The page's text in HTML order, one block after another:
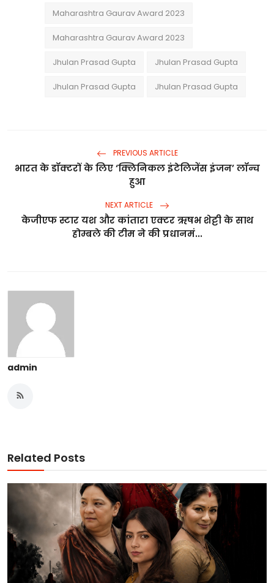
Maharashtra Gaurav Award 2023
Maharashtra Gaurav Award 2023
Jhulan Prasad Gupta Jhulan Prasad Gupta
Jhulan Prasad Gupta Jhulan Prasad Gupta
PREVIOUS ARTICLE
भारत के डॉक्टरों के लिए ‘क्लिनिकल इंटेलिजेंस इंजन’ लॉन्च
हुआ
NEXT ARTICLE
केजीएफ स्टार यश और कांतारा एक्टर ऋषभ शेट्टी के साथ
होम्बले की टीम ने की प्रधानमं...
admin
Related Posts